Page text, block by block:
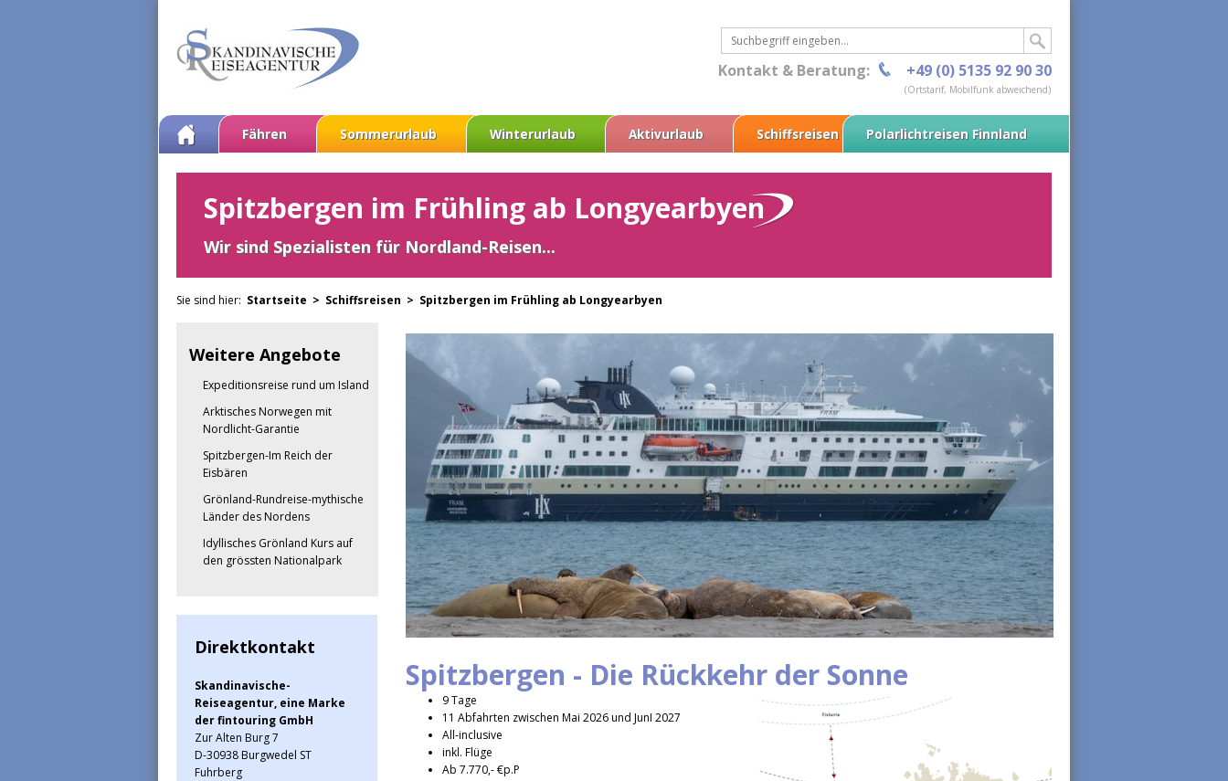
Kontakt & Beratung: +49 (0) 5135 92 90 30
(Ortstarif, Mobilfunk abweichend)
Fähren Sommerurlaub Winterurlaub Aktivurlaub Schiffsreisen Polarlichtreisen Finnland
Spitzbergen im Frühling ab Longyearbyen
Wir sind Spezialisten für Nordland-Reisen...
Sie sind hier: Startseite > Schiffsreisen > Spitzbergen im Frühling ab Longyearbyen
Weitere Angebote
Expeditionsreise rund um Island
Arktisches Norwegen mit
Nordlicht-Garantie
Spitzbergen-Im Reich der
Eisbären
Grönland-Rundreise-mythische
Länder des Nordens
Idyllisches Grönland Kurs auf
den grössten Nationalpark
Direktkontakt
Skandinavische-
Reiseagentur, eine Marke
der fintouring GmbH
Zur Alten Burg 7
D-30938 Burgwedel ST
Fuhrberg
Spitzbergen - Die Rückkehr der Sonne
9 Tage
11 Abfahrten zwischen Mai 2026 und JunI 2027
All-inclusive
inkl. Flüge
Ab 7.770,- €p.P